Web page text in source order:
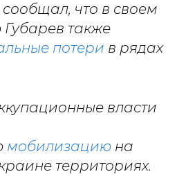
сообщал, что в своем
также
потери в рядах
власти
мобилизацию на
территориях.